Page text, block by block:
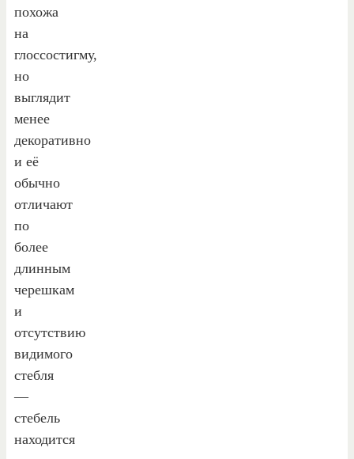
похожа
на
глоссостигму,
но
выглядит
менее
декоративно
и её
обычно
отличают
по
более
длинным
черешкам
и
отсутствию
видимого
стебля
—
стебель
находится